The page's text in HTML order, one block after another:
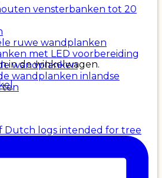
in de winkelwagen.
vensterbanken tot 20
ruwe wandplanken
met LED voorbereiding
wandplanken
wandplanken inlandse
Dutch logs intended for tree